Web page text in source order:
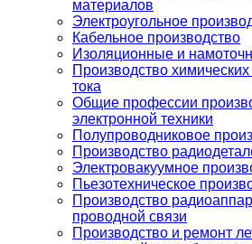
материалов
Электроугольное
Кабельное производство
Изоляционные и
Производство химических
тока
Общие профессии
электронной техники
Полупроводниковое
Производство
Электровакуумное
Пьезотехническое
Производство
проводной связи
Производство и ремонт